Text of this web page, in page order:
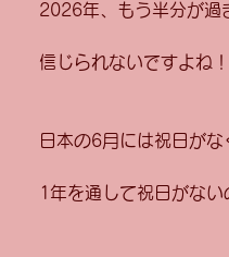
2026年、もう半分が過
信じられないですよね
日本の6月には祝日がな
1年を通して祝日がない